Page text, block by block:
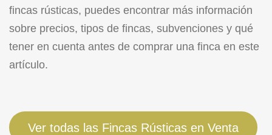
fincas rústicas, puedes encontrar más información
sobre precios, tipos de fincas, subvenciones y qué
tener en cuenta antes de comprar una finca en este
artículo.
Ver todas las Fincas Rústicas en Venta